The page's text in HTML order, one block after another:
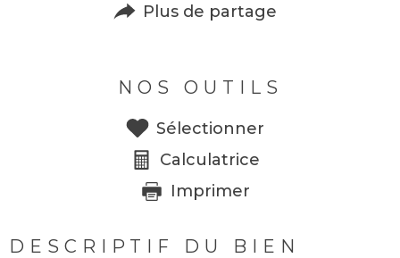
Plus de partage
NOS OUTILS
Sélectionner
Calculatrice
Imprimer
DESCRIPTIF DU BIEN